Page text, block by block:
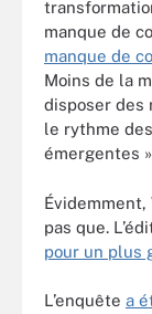
manque de
manque de
Moins de la
disposer des
le rythme
émergentes
Évidemment,
pas que.
pour un plus
L’enquête a